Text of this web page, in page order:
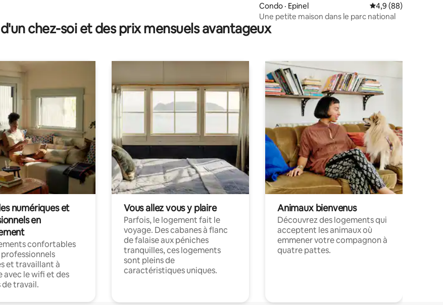
Condo · Epinel Note moyenne de
4,9 (88)
Une petite maison dans le parc national
chez-soi et des prix mensuels avantageux
numériques et
en
confortables
et travaillant à
avec le wifi et des
de travail.
Vous allez vous y plaire
Parfois, le logement fait le
voyage. Des cabanes à flanc
de falaise aux péniches
tranquilles, ces logements
sont pleins de
caractéristiques uniques.
Animaux bienvenus
Découvrez des logements qui
acceptent les animaux où
emmener votre compagnon à
quatre pattes.